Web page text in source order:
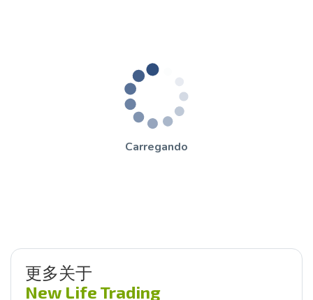
Carregando
更多关于
New Life Trading